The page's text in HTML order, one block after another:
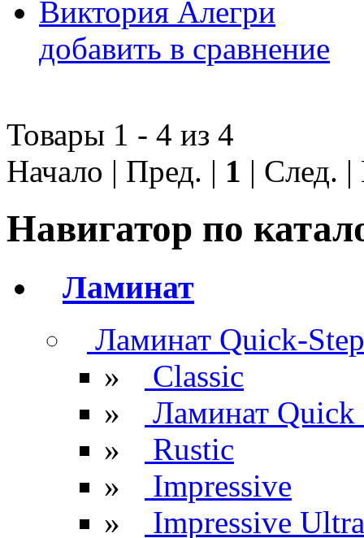
Виктория Алегри
добавить в сравнение
Товары 1 - 4 из 4
Начало | Пред. | 1 | След.
Навигатор по
Ламинат
Ламинат Quick-Step
»
Classic
»
Ламинат Quick
»
Rustic
»
Impressive
»
Impressive Ultra